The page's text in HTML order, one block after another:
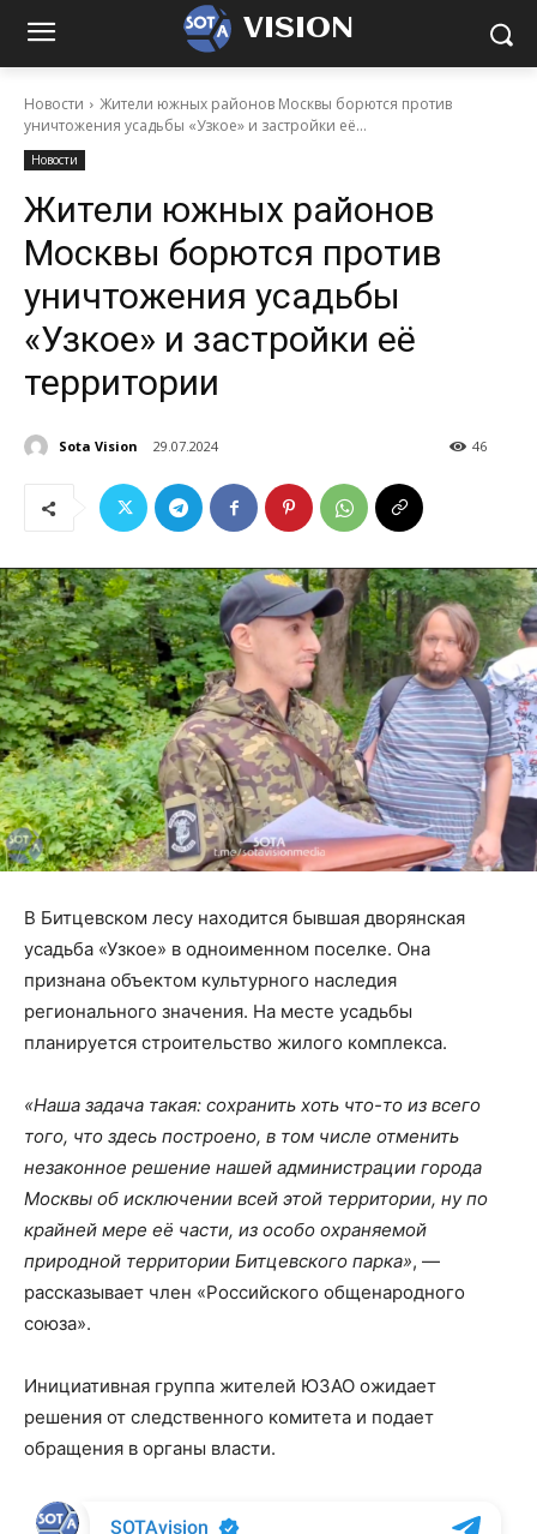
VISION
Новости
Жители южных районов Москвы борются против
уничтожения усадьбы «Узкое» и застройки её...
Новости
Жители южных районов
Москвы борются против
уничтожения усадьбы
«Узкое» и застройки её
территории
Sota Vision 29.07.2024 46
В Битцевском лесу находится бывшая дворянская
усадьба «Узкое» в одноименном поселке. Она
признана объектом культурного наследия
регионального значения. На месте усадьбы
планируется строительство жилого комплекса.
«Наша задача такая: сохранить хоть что-то из всего
того, что здесь построено, в том числе отменить
незаконное решение нашей администрации города
Москвы об исключении всей этой территории, ну по
крайней мере её части, из особо охраняемой
природной территории Битцевского парка», —
рассказывает член «Российского общенародного
союза».
Инициативная группа жителей ЮЗАО ожидает
решения от следственного комитета и подает
обращения в органы власти.